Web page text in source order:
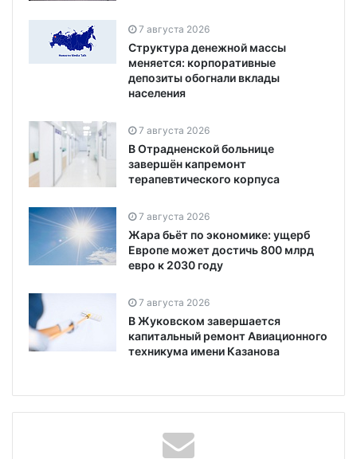
7 августа 2026
Структура денежной массы
меняется: корпоративные
депозиты обогнали вклады
населения
7 августа 2026
В Отрадненской больнице
завершён капремонт
терапевтического корпуса
7 августа 2026
Жара бьёт по экономике: ущерб
Европе может достичь 800 млрд
евро к 2030 году
7 августа 2026
В Жуковском завершается
капитальный ремонт Авиационного
техникума имени Казанова